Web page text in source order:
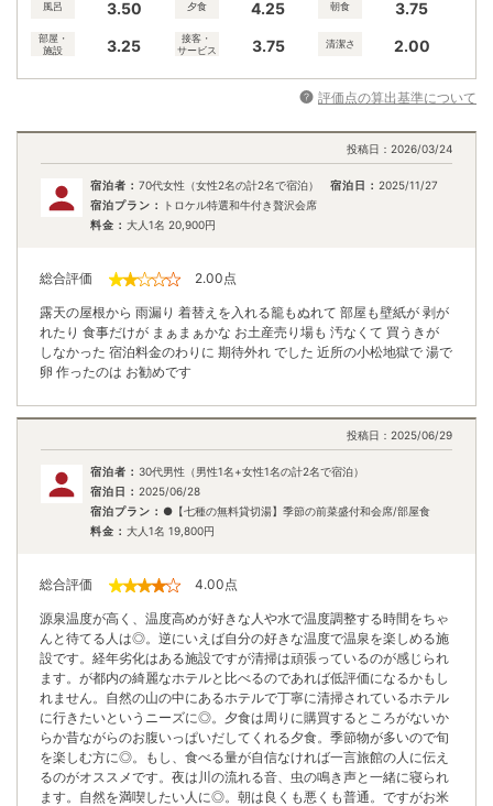
風呂 3.50 夕食 4.25 朝食 3.75
部屋・
施設
3.25
接客・
サービス
3.75 清潔さ 2.00
評価点の算出基準について
投稿日： 2026/03/24
宿泊者： 70代女性（女性2名の計2名で宿泊） 宿泊日： 2025/11/27
宿泊プラン：
トロケル特選和牛付き贅沢会席
料金： 大人1名 20,900円
総合評価 2.00 点
露天の屋根から 雨漏り 着替えを入れる籠もぬれて 部屋も壁紙が 剥が
れたり 食事だけが まぁまぁかな お土産売り場も 汚なくて 買うきが
しなかった 宿泊料金のわりに 期待外れ でした 近所の小松地獄で 湯で
卵 作ったのは お勧めです
投稿日： 2025/06/29
宿泊者： 30代男性（男性1名+女性1名の計2名で宿泊）
宿泊日： 2025/06/28
宿泊プラン： ●【七種の無料貸切湯】季節の前菜盛付和会席/部屋食
料金： 大人1名 19,800円
総合評価 4.00 点
源泉温度が高く、温度高めが好きな人や水で温度調整する時間をちゃ
んと待てる人は◎。逆にいえば自分の好きな温度で温泉を楽しめる施
設です。経年劣化はある施設ですが清掃は頑張っているのが感じられ
ます。が都内の綺麗なホテルと比べるのであれば低評価になるかもし
れません。自然の山の中にあるホテルで丁寧に清掃されているホテル
に行きたいというニーズに◎。夕食は周りに購買するところがないか
らか昔ながらのお腹いっぱいだしてくれる夕食。季節物が多いので旬
を楽しむ方に◎。もし、食べる量が自信なければ一言旅館の人に伝え
るのがオススメです。夜は川の流れる音、虫の鳴き声と一緒に寝られ
ます。自然を満喫したい人に◎。朝は良くも悪くも普通。ですがお米